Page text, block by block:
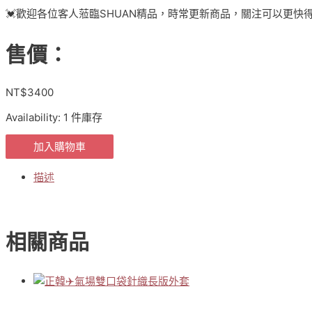
💓歡迎各位客人蒞臨SHUAN精品，時常更新商品，關注可以更快
售價：
NT$3400
Availability: 1 件庫存
韓
美
加入購物車
描述
相關商品